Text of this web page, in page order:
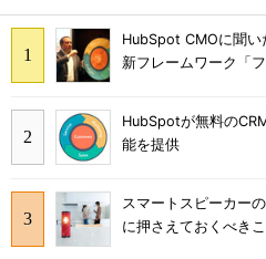
HubSpot CMOに聞
新フレームワーク「
HubSpotが無料の
能を提供
スマートスピーカー
に押さえておくべきこ